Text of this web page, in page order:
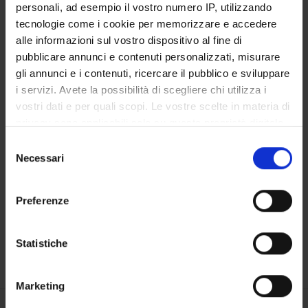
personali, ad esempio il vostro numero IP, utilizzando
tecnologie come i cookie per memorizzare e accedere
alle informazioni sul vostro dispositivo al fine di
pubblicare annunci e contenuti personalizzati, misurare
gli annunci e i contenuti, ricercare il pubblico e sviluppare
i servizi. Avete la possibilità di scegliere chi utilizza i
vostri dati e per quali scopi. Le vostre scelte in materia di
modificare o revocare il proprio consenso in qualsiasi
momento dalla Dichiarazione sui cookie o facendo clic
raccogliere informazioni sulla tua posizione
geografica, con un'approssimazione di qualche
Identificare il tuo dispositivo, scansionandolo
delNecessari
Preferenze
Statistiche
Marketing
SERVIZI DI SEGRETERIA STUDENTI
STRUTTURE DEL DIPARTIMENTO
BIBLIOTECHE
CENTRI